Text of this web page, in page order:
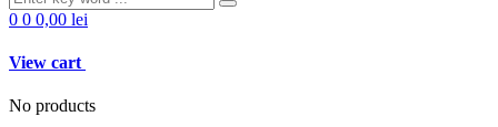
0 0 0,00 lei
View cart
No products